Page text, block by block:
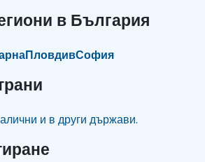
в България
ПловдивСофия
и в други държави.